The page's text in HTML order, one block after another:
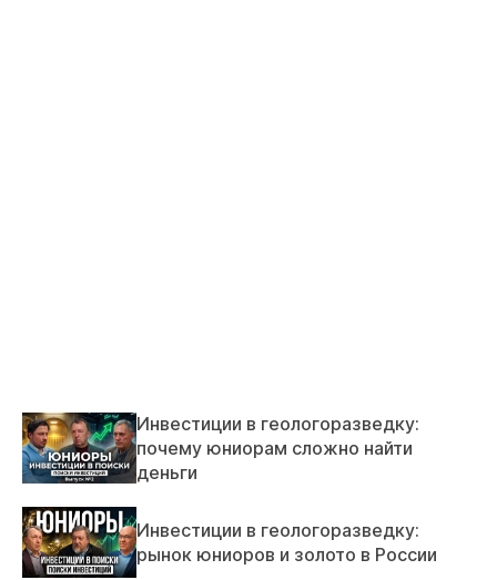
Инвестиции в геологоразведку:
почему юниорам сложно найти
деньги
Инвестиции в геологоразведку:
рынок юниоров и золото в России